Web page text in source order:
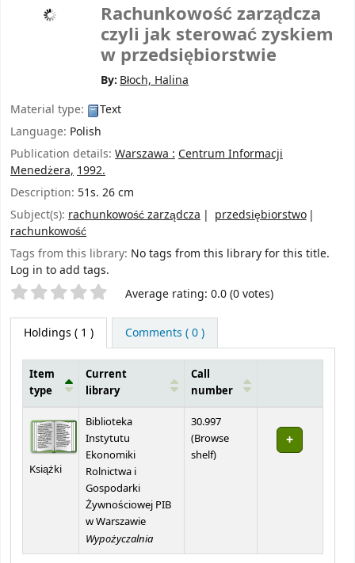
Rachunkowość zarządcza
czyli jak sterować zyskiem
w przedsiębiorstwie
By: Błoch, Halina
Material type:
Text
Language: Polish
Publication details: Warszawa :Centrum Informacji
Menedżera,1992.
Description: 51s. 26 cm
Subject(s): rachunkowość zarządcza
przedsiębiorstwo
rachunkowość
Tags from this library: No tags from this library for this title.
Log in to add tags.
Star ratings Average rating: 0.0 (0 votes)
Holdings ( 1 ) Comments ( 0 )
Item
type
Current
library
Call
number
Książki
Biblioteka
Instytutu
Ekonomiki
Rolnictwa i
Gospodarki
Żywnościowej PIB
w Warszawie
Wypożyczalnia
30.997
(Browse
shelf(Opens below)
)